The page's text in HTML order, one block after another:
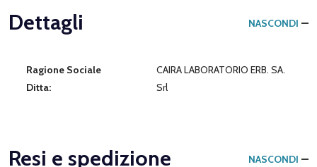
Dettagli NASCONDI
Ragione Sociale
Ditta:
CAIRA LABORATORIO ERB. SA.
Srl
Resi e spedizione NASCONDI